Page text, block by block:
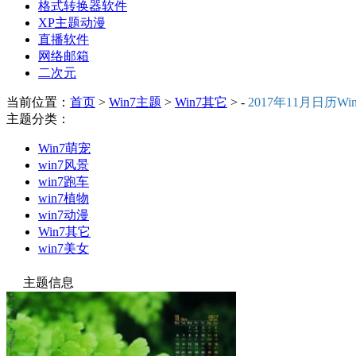
格式转换器软件
XP主题动漫
直播软件
网络邮箱
二次元
当前位置： 首页 > Win7主题 > Win7其它 > - 2017年11月日历
主题分类：
Win7萌宠
win7风景
win7跑车
win7植物
win7动漫
Win7其它
win7美女
主题信息